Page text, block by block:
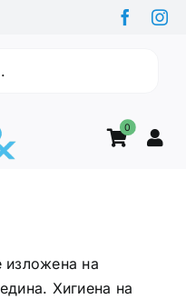
0
изложена на
Хигиена на